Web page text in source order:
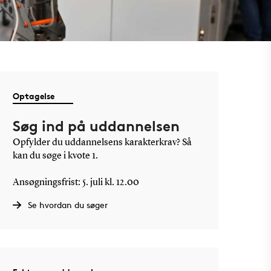
Optagelse
Søg ind på uddannelsen
Opfylder du uddannelsens karakterkrav? Så
kan du søge i kvote 1.
Ansøgningsfrist: 5. juli kl. 12.00
Se hvordan du søger